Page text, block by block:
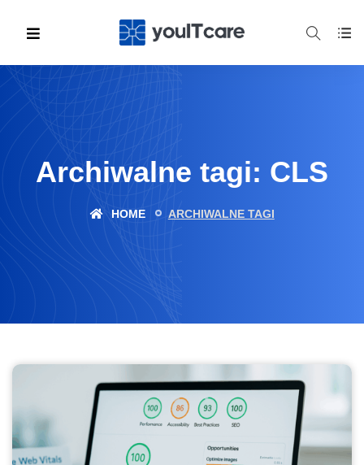
Archiwalne tagi: CLS
HOME ARCHIWALNE TAGI